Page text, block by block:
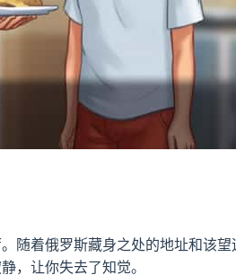
着俄罗斯藏身之处的地址和该
，让你失去了知觉。